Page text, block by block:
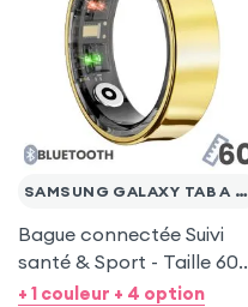
SAMSUNG GALAXY TAB A 7" (2016)
Bague connectée Suivi
santé & Sport - Taille 60
Or
+ 1 couleur + 4 option